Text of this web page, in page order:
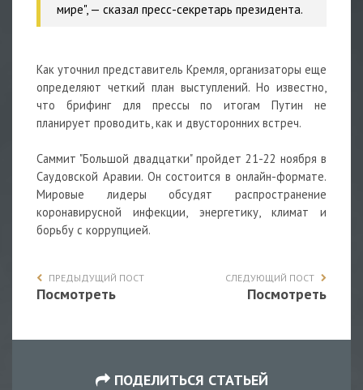
мире", — сказал пресс-секретарь президента.
Как уточнил представитель Кремля, организаторы еще
определяют четкий план выступлений. Но известно,
что брифинг для прессы по итогам Путин не
планирует проводить, как и двусторонних встреч.
Саммит "Большой двадцатки" пройдет 21-22 ноября в
Саудовской Аравии. Он состоится в онлайн-формате.
Мировые лидеры обсудят распространение
коронавирусной инфекции, энергетику, климат и
борьбу с коррупцией.
ПРЕДЫДУЩИЙ ПОСТ
Посмотреть
СЛЕДУЮЩИЙ ПОСТ
Посмотреть
ПОДЕЛИТЬСЯ СТАТЬЕЙ